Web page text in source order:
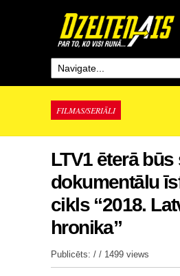
FILMAS/SERIĀLI
LTV1 ēterā
dokumentālu
cikls “2018.
hronika”
Publicēts: / / 1499 views